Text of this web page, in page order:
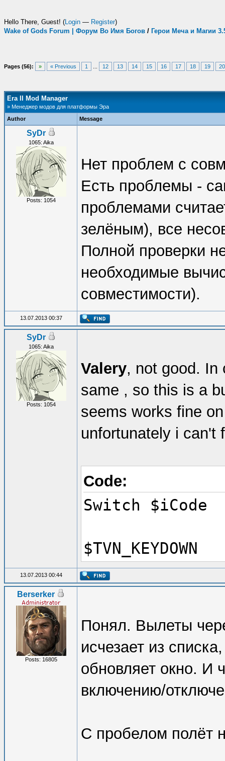
Hello There, Guest! (Login — Register)
Wake of Gods Forum | Форум Во Имя Богов / Герои Меча и Магии
Pages (56): » « Previous 1 12 13 14 15 16 17 18 19 20
Era II Mod Manager
» Менеджер модов для платформы Эра
Author
Message
SyDr
1065: Aika
Posts: 1054
Нет проблем с
Есть проблемы -
проблемами
зелёным), все
Полной проверки
необходимые
совместимости).
13.07.2013 00:37
SyDr
1065: Aika
Posts: 1054
Valery, not good. In
same , so this is a
seems works fine
unfortunately i can't
Code:
Switch $iCode
$TVN_KEYDOWN
13.07.2013 00:44
Berserker
Posts: 16805
Понял. Вылеты
исчезает из
обновляет окно. И
включению/
С пробелом полёт